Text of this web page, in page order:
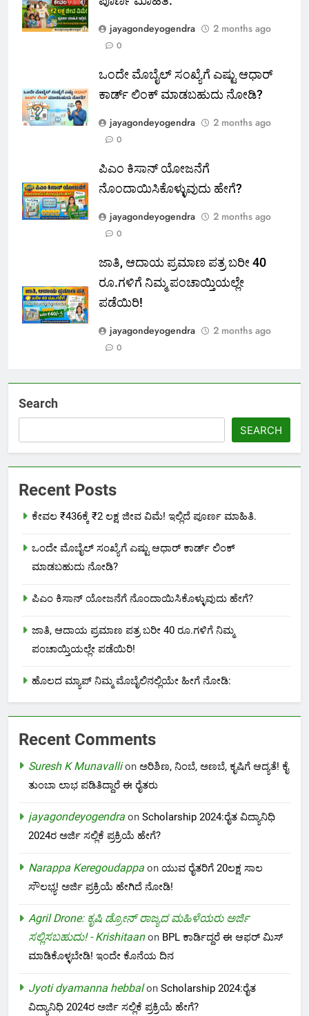
jayagondeyogendra
2 months ago
0
ಒಂದೇ ಮೊಬೈಲ್ ಸಂಖ್ಯೆಗೆ ಎಷ್ಟು ಆಧಾರ್
ಕಾರ್ಡ್ ಲಿಂಕ್ ಮಾಡಬಹುದು ನೋಡಿ?
jayagondeyogendra
2 months ago
0
ಪಿಎಂ ಕಿಸಾನ್ ಯೋಜನೆಗೆ
ನೊಂದಾಯಿಸಿಕೊಳ್ಳುವುದು ಹೇಗೆ?
jayagondeyogendra
2 months ago
0
ಜಾತಿ, ಆದಾಯ ಪ್ರಮಾಣ ಪತ್ರ ಬರೀ 40
ರೂ.ಗಳಿಗೆ ನಿಮ್ಮ ಪಂಚಾಯ್ತಿಯಲ್ಲೇ
ಪಡೆಯಿರಿ!
jayagondeyogendra
2 months ago
0
Search
SEARCH
Recent Posts
ಕೇವಲ ₹436ಕ್ಕೆ ₹2 ಲಕ್ಷ ಜೀವ ವಿಮೆ! ಇಲ್ಲಿದೆ ಪೂರ್ಣ ಮಾಹಿತಿ.
ಒಂದೇ ಮೊಬೈಲ್ ಸಂಖ್ಯೆಗೆ ಎಷ್ಟು ಆಧಾರ್ ಕಾರ್ಡ್ ಲಿಂಕ್
ಮಾಡಬಹುದು ನೋಡಿ?
ಪಿಎಂ ಕಿಸಾನ್ ಯೋಜನೆಗೆ ನೊಂದಾಯಿಸಿಕೊಳ್ಳುವುದು ಹೇಗೆ?
ಜಾತಿ, ಆದಾಯ ಪ್ರಮಾಣ ಪತ್ರ ಬರೀ 40 ರೂ.ಗಳಿಗೆ ನಿಮ್ಮ
ಪಂಚಾಯ್ತಿಯಲ್ಲೇ ಪಡೆಯಿರಿ!
ಹೊಲದ ಮ್ಯಾಪ್ ನಿಮ್ಮ ಮೊಬೈಲಿನಲ್ಲಿಯೇ ಹೀಗೆ ನೋಡಿ:
Recent Comments
Suresh K Munavallion ಅರಿಶಿಣ, ನಿಂಬೆ, ಅಣಬೆ, ಕೃಷಿಗೆ ಆದ್ಯತೆ! ಕೈ
ತುಂಬಾ ಲಾಭ ಪಡಿತಿದ್ದಾರೆ ಈ ರೈತರು
jayagondeyogendra on Scholarship 2024:ರೈತ ವಿದ್ಯಾನಿಧಿ
2024ರ ಅರ್ಜಿ ಸಲ್ಲಿಕೆ ಪ್ರಕ್ರಿಯೆ ಹೇಗೆ?
Narappa Keregoudappa on ಯುವ ರೈತರಿಗೆ 20ಲಕ್ಷ ಸಾಲ
ಸೌಲಭ್ಯ! ಅರ್ಜಿ ಪ್ರಕ್ರಿಯೆ ಹೇಗಿದೆ ನೋಡಿ!
Agril Drone: ಕೃಷಿ ಡ್ರೋನ್ ರಾಜ್ಯದ ಮಹಿಳೆಯರು ಅರ್ಜಿ
ಸಲ್ಲಿಸಬಹುದು! - Krishitaanon BPL ಕಾರ್ಡಿದ್ದರೆ ಈ ಆಫರ್ ಮಿಸ್
ಮಾಡಿಕೊಳ್ಳಬೇಡಿ! ಇಂದೇ ಕೊನೆಯ ದಿನ
Jyoti dyamanna hebbalon Scholarship 2024:ರೈತ
ವಿದ್ಯಾನಿಧಿ 2024ರ ಅರ್ಜಿ ಸಲ್ಲಿಕೆ ಪ್ರಕ್ರಿಯೆ ಹೇಗೆ?